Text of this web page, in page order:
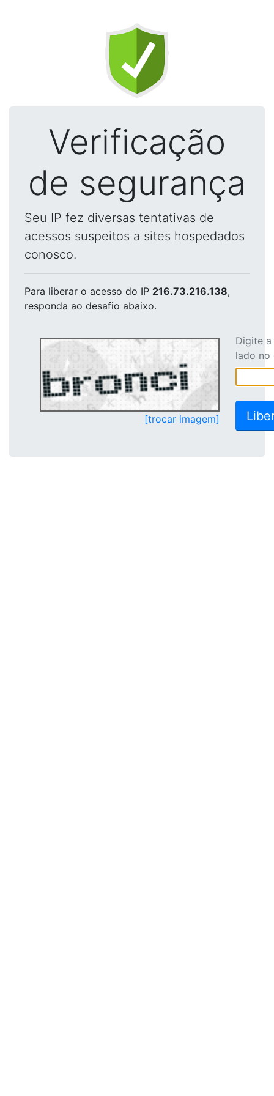
Verificação
de segurança
Seu IP fez diversas tentativas de
acessos suspeitos a sites hospedados
conosco.
Para liberar o acesso do IP 216.73.216.138,
responda ao desafio abaixo.
[trocar imagem]
Digite
lado no